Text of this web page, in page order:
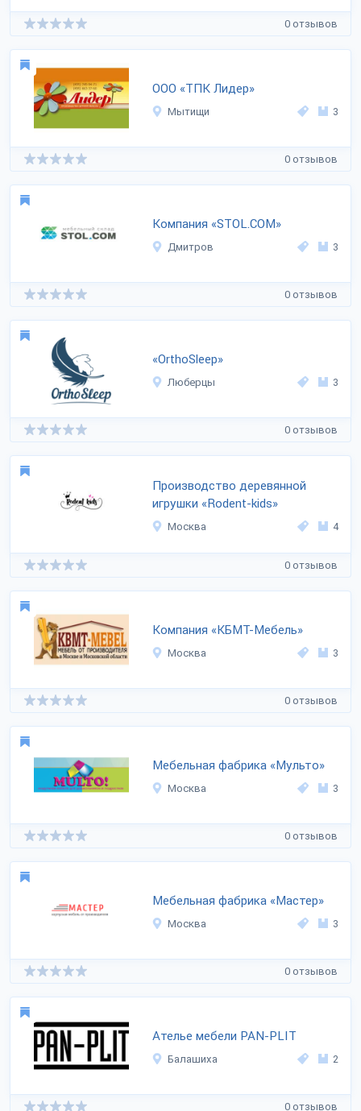
0 отзывов
ООО «ТПК Лидер»
Мытищи 3
0 отзывов
Компания «STOL.COM»
Дмитров 3
0 отзывов
«OrthoSleep»
Люберцы 3
0 отзывов
Производство деревянной
игрушки «Rodent-kids»
Москва 4
0 отзывов
Компания «КБМТ-Мебель»
Москва 3
0 отзывов
Мебельная фабрика «Мульто»
Москва 3
0 отзывов
Мебельная фабрика «Мастер»
Москва 3
0 отзывов
Ателье мебели PAN-PLIT
Балашиха 2
0 отзывов